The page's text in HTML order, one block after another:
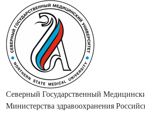
Северный Государственный
Министерства здравоохранения